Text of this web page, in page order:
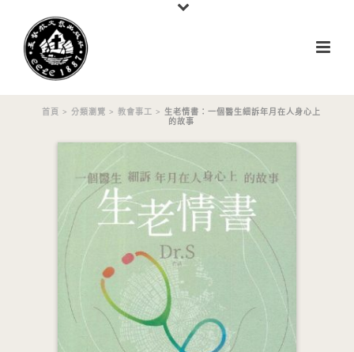
首頁 > 分類瀏覽 > 教會事工 > 生老情書：一個醫生細訴年月在人身心上
的故事